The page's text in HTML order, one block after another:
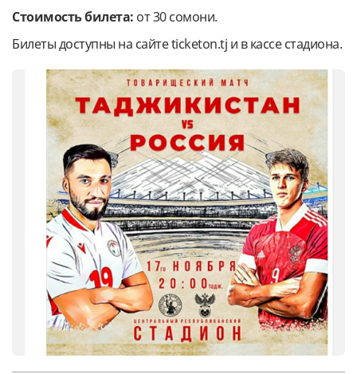
Стоимость билета: от 30 сомони.
Билеты доступны на сайте ticketon.tj и в кассе стадиона.